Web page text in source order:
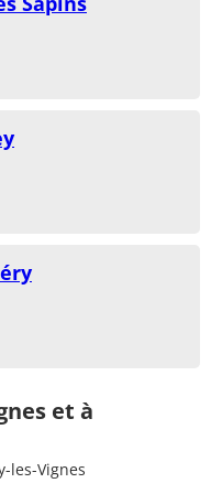
et à
les-Vignes